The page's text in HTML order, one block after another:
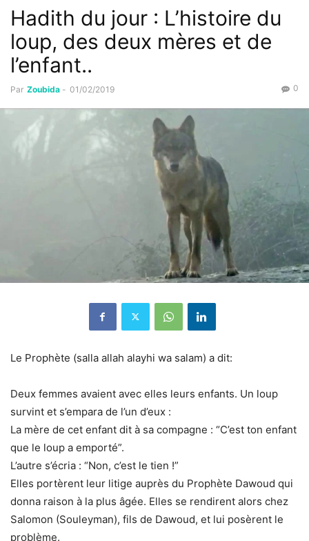
Hadith du jour : L’histoire du
loup, des deux mères et de
l’enfant..
Par Zoubida - 01/02/2019 0
Le Prophète (salla allah alayhi wa salam) a dit:
Deux femmes avaient avec elles leurs enfants. Un loup
survint et s’empara de l’un d’eux :
La mère de cet enfant dit à sa compagne : “C’est ton enfant
que le loup a emporté”.
L’autre s’écria : “Non, c’est le tien !”
Elles portèrent leur litige auprès du Prophète Dawoud qui
donna raison à la plus âgée. Elles se rendirent alors chez
Salomon (Souleyman), fils de Dawoud, et lui posèrent le
problème.